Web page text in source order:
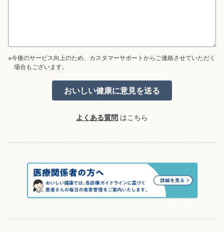
※今後のサービス向上のため、カスタマーサポートからご連絡させていただく
場合もございます。
よくある質問 はこちら